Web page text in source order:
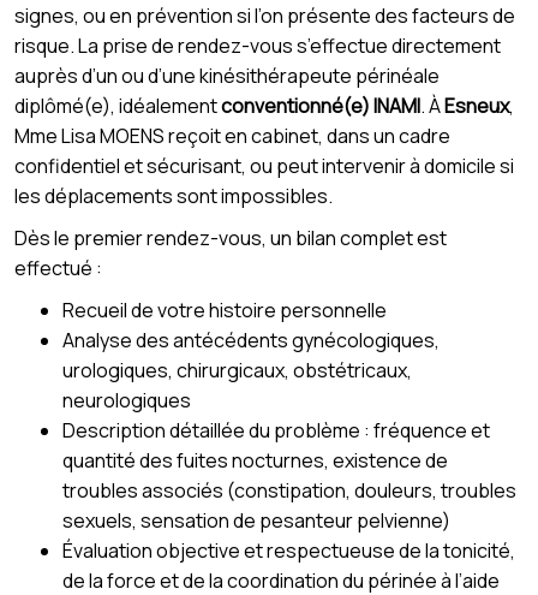
signes, ou en prévention si l’on présente des facteurs de
risque. La prise de rendez-vous s’effectue directement
auprès d’un ou d’une kinésithérapeute périnéale
diplômé(e), idéalementconventionné(e) INAMI. ÀEsneux,
Mme Lisa MOENS reçoit en cabinet, dans un cadre
confidentiel et sécurisant, ou peut intervenir à domicile si
les déplacements sont impossibles.
Dès le premier rendez-vous, un bilan complet est
effectué :
Recueil de votre histoire personnelle
Analyse des antécédents gynécologiques,
urologiques, chirurgicaux, obstétricaux,
neurologiques
Description détaillée du problème : fréquence et
quantité des fuites nocturnes, existence de
troubles associés (constipation, douleurs, troubles
sexuels, sensation de pesanteur pelvienne)
Évaluation objective et respectueuse de la tonicité,
de la force et de la coordination du périnée à l’aide